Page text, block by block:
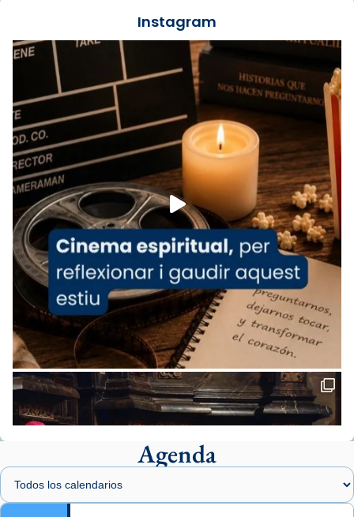
Recupera l'entrevista comp
Vatican
tican News 👇
www.vaticannews.va/es/iglesia/news/2026-
07/carmina-historia-depresion-papa-viaje-
espana-testimoni...
Foto
View on Facebook · Share
Arquebisbat de Barcelona
2 weeks ago
«Avui les santes Juliana i Semproniana ens
ajuden a alçar la mirada»
Mons. Sergi Gordo, bisbe de Tortosa, ha
presidit aquest 27 de juliol la missa de Les
Santes de Mataró.
🔗tinyurl.com/cvu5jmbk
📸 J. Merino
Instagram
Agenda